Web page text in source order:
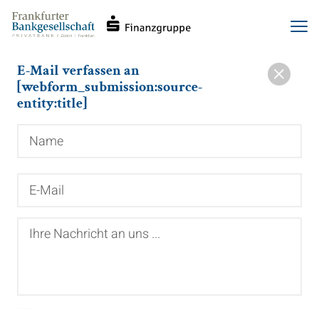
zum
Inhalt
E-Mail verfassen an
[webform_submission:source-
entity:title]
Mail
Nachricht